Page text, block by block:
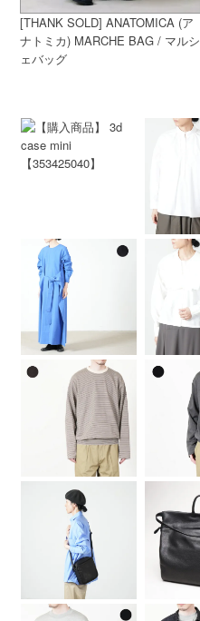
[THANK SOLD] ANATOMICA (ア
ナトミカ) MARCHE BAG / マルシ
ェバッグ